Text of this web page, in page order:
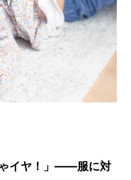
ゃイヤ！」――服に対